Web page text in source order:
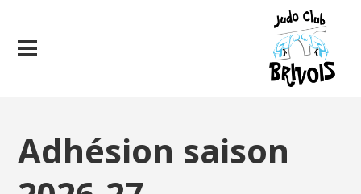
Adhésion saison